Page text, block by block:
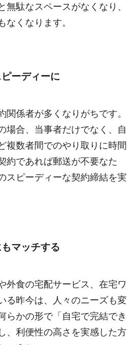
無駄なスペースがなくなり、
なくなります。
ーディーに
関係者が多くなりがちです。
場合、当事者だけでなく、自
複数者間でのやり取りに時間
約であれば郵送が不要なた
スピーディーな契約締結を実
マッチする
外食の宅配サービス、在宅ワ
る昨今は、人々のニーズも変
らかの形で「自宅で完結でき
、利便性の高さを実感した方